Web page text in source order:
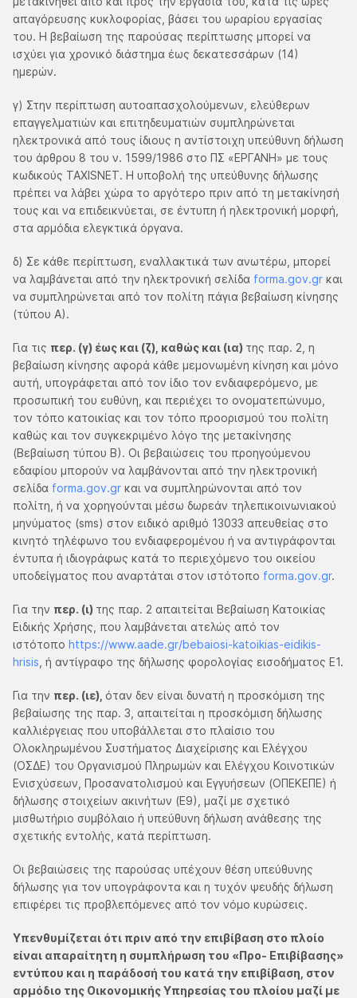
απαγόρευσης κυκλοφορίας, βάσει του ωραρίου εργασίας
του. Η βεβαίωση της παρούσας περίπτωσης μπορεί να
ισχύει για χρονικό διάστημα έως δεκατεσσάρων (14)
ημερών.
γ) Στην περίπτωση αυτοαπασχολούμενων, ελεύθερων
επαγγελματιών και επιτηδευματιών συμπληρώνεται
ηλεκτρονικά από τους ίδιους η αντίστοιχη υπεύθυνη δήλωση
του άρθρου 8 του ν. 1599/1986 στο ΠΣ «ΕΡΓΑΝΗ» με τους
κωδικούς TAXISNET. Η υποβολή της υπεύθυνης δήλωσης
πρέπει να λάβει χώρα το αργότερο πριν από τη μετακίνησή
τους και να επιδεικνύεται, σε έντυπη ή ηλεκτρονική μορφή,
στα αρμόδια ελεγκτικά όργανα.
δ) Σε κάθε περίπτωση, εναλλακτικά των ανωτέρω, μπορεί
να λαμβάνεται από την ηλεκτρονική σελίδα forma.gov.gr και
να συμπληρώνεται από τον πολίτη πάγια βεβαίωση κίνησης
(τύπου Α).
Για τις περ. (γ) έως και (ζ), καθώς και (ια) της παρ. 2, η
βεβαίωση κίνησης αφορά κάθε μεμονωμένη κίνηση και μόνο
αυτή, υπογράφεται από τον ίδιο τον ενδιαφερόμενο, με
προσωπική του ευθύνη, και περιέχει το ονοματεπώνυμο,
τον τόπο κατοικίας και τον τόπο προορισμού του πολίτη
καθώς και τον συγκεκριμένο λόγο της μετακίνησης
(Βεβαίωση τύπου Β). Οι βεβαιώσεις του προηγούμενου
εδαφίου μπορούν να λαμβάνονται από την ηλεκτρονική
σελίδα forma.gov.gr και να συμπληρώνονται από τον
πολίτη, ή να χορηγούνται μέσω δωρεάν τηλεπικοινωνιακού
μηνύματος (sms) στον ειδικό αριθμό 13033 απευθείας στο
κινητό τηλέφωνο του ενδιαφερομένου ή να αντιγράφονται
έντυπα ή ιδιογράφως κατά το περιεχόμενο του οικείου
υποδείγματος που αναρτάται στον ιστότοπο forma.gov.gr.
Για την περ. (ι) της παρ. 2 απαιτείται Βεβαίωση Κατοικίας
Ειδικής Χρήσης, που λαμβάνεται ατελώς από τον
ιστότοπο https://www.aade.gr/bebaiosi-katoikias-eidikis-
hrisis , ή αντίγραφο της δήλωσης φορολογίας εισοδήματος Ε1.
Για την περ. (ιε), όταν δεν είναι δυνατή η προσκόμιση της
βεβαίωσης της παρ. 3, απαιτείται η προσκόμιση δήλωσης
καλλιέργειας που υποβάλλεται στο πλαίσιο του
Ολοκληρωμένου Συστήματος Διαχείρισης και Ελέγχου
(ΟΣΔΕ) του Οργανισμού Πληρωμών και Ελέγχου Κοινοτικών
Ενισχύσεων, Προσανατολισμού και Εγγυήσεων (ΟΠΕΚΕΠΕ) ή
δήλωσης στοιχείων ακινήτων (Ε9), μαζί με σχετικό
μισθωτήριο συμβόλαιο ή υπεύθυνη δήλωση ανάθεσης της
σχετικής εντολής, κατά περίπτωση.
Οι βεβαιώσεις της παρούσας υπέχουν θέση υπεύθυνης
δήλωσης για τον υπογράφοντα και η τυχόν ψευδής δήλωση
επιφέρει τις προβλεπόμενες από τον νόμο κυρώσεις.
Υπενθυμίζεται ότι πριν από την επιβίβαση στο πλοίο
είναι απαραίτητη η συμπλήρωση του «Προ- Επιβίβασης»
εντύπου και η παράδοσή του κατά την επιβίβαση, στον
αρμόδιο της Οικονομικής Υπηρεσίας του πλοίου μαζί με